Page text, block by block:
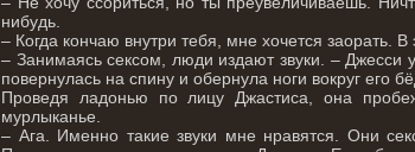
нибудь.
– Когда кончаю внутри тебя, мне хочется заорать.
– Занимаясь сексом, люди издают звуки. –
повернулась на спину и обернула ноги вокруг его
Проведя ладонью по лицу Джастиса, она
мурлыканье.
– Ага. Именно такие звуки мне нравятся. Они